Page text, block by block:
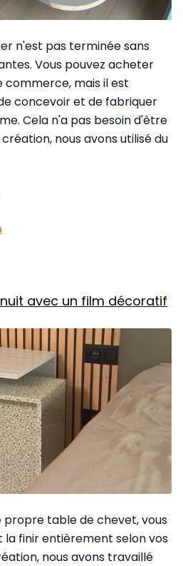
n'est pas terminée sans
Vous pouvez acheter
commerce, mais il est
concevoir et de fabriquer
Cela n'a pas besoin d'être
nous avons utilisé du
avec un film décoratif
propre table de chevet, vous
la finir entièrement selon vos
nous avons travaillé